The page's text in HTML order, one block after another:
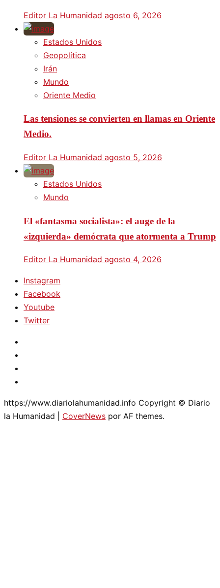
Editor La Humanidad agosto 6, 2026
Estados Unidos
Geopolítica
Irán
Mundo
Oriente Medio
Las tensiones se convierten en llamas en Oriente
Medio.
Editor La Humanidad agosto 5, 2026
Estados Unidos
Mundo
El «fantasma socialista»: el auge de la
«izquierda» demócrata que atormenta a Trump
Editor La Humanidad agosto 4, 2026
Instagram
Facebook
Youtube
Twitter
https://www.diariolahumanidad.info Copyright © Diario
la Humanidad
CoverNews por AF themes.